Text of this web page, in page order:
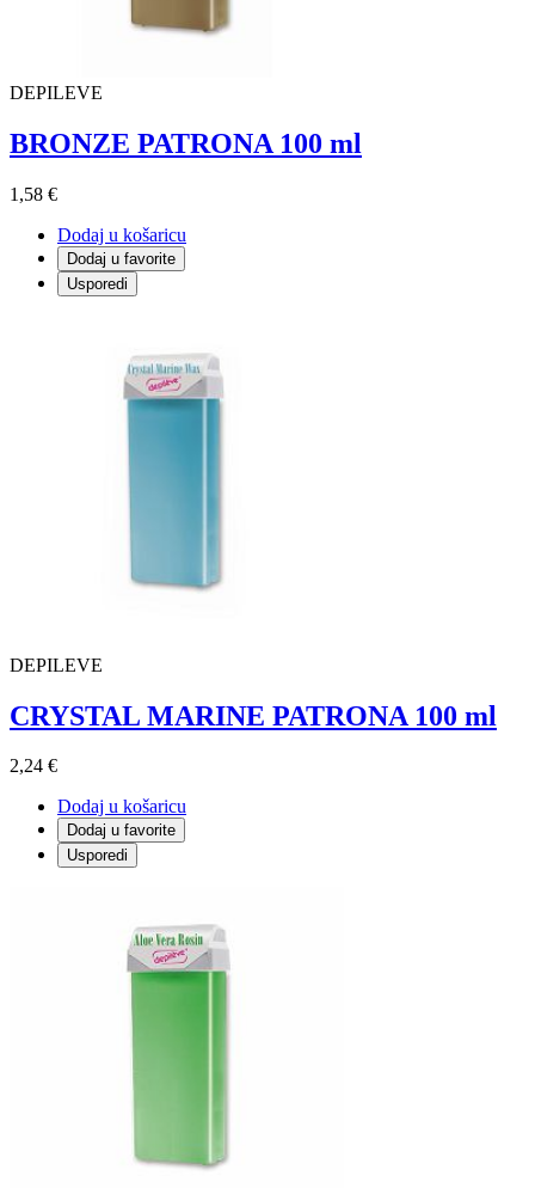
DEPILEVE
BRONZE PATRONA 100 ml
1,58 €
Dodaj u košaricu
Dodaj u favorite
Usporedi
DEPILEVE
CRYSTAL MARINE PATRONA 100 ml
2,24 €
Dodaj u košaricu
Dodaj u favorite
Usporedi